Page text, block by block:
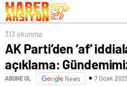
313 okunma
AK Parti’den ‘af’
açıklama:
ABONE OL News 7 Ocak